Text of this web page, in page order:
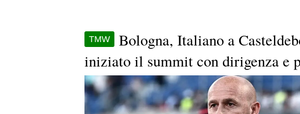
TMW
Bologna, Italiano a
iniziato il summit con dirigenza e